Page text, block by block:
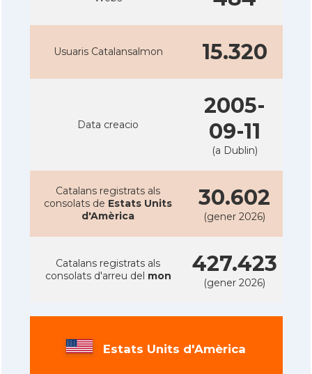
Usuaris Catalansalmon 15.320
Data creacio
2005-
09-11
(a Dublin)
Catalans registrats als
consolats de Estats Units
d'Amèrica
30.602
(gener 2026)
Catalans registrats als
consolats d'arreu del mon 427.423
(gener 2026)
Estats Units d'Amèrica